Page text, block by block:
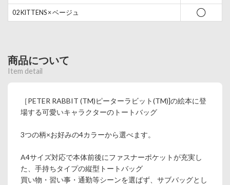
02 KITTENS × ベージュ ◯
商品について
Item detail
［PETER RABBIT (TM)ピーターラビット(TM)]の絵本に登
場する可愛いキャラクターのトートバッグ
3つの柄×お好みの4カラーから選べます。
A4サイズ対応で本体前後にファスナーポケットが充実し
た、手持ちタイプの縦型トートバッグ
買い物・習い事・通勤等シーンを選ばず、サブバッグとし